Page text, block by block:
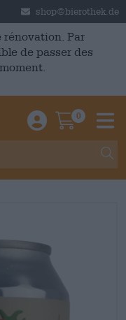
shop@bierothek.de
rénovation. Par
de passer des
Einloggen /
0